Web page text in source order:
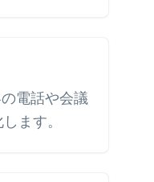
電話や会議
ます。